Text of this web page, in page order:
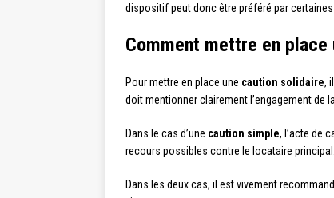
dispositif peut donc être préféré par
Comment mettre en
Pour mettre en place une caution solidaire,
doit mentionner clairement l’engagement de
Dans le cas d’une caution simple, l’acte de
recours possibles contre le locataire principal.
Dans les deux cas, il est vivement